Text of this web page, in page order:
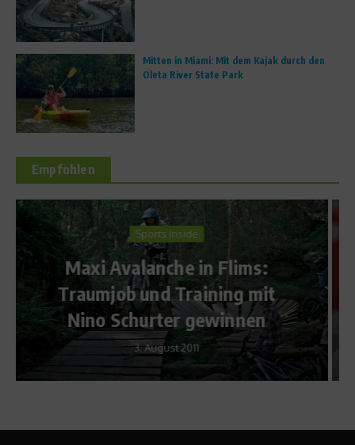
Mitten in Miami: Mit dem Kajak durch den
Oleta River State Park
Empfohlen
Sports Inside
Rückkehr aus Sotschi – Eric
Frenzels Kolumne
24. Februar 2014